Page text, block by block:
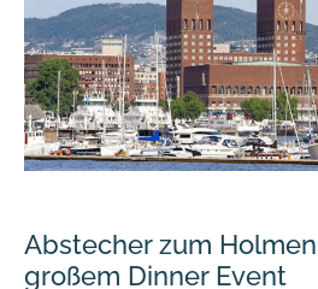
Abstecher zum
großem Dinner Event